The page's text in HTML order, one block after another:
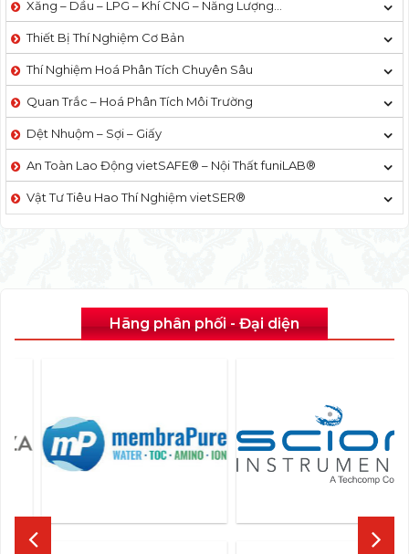
Xăng – Dầu – LPG – Khí CNG – Năng Lượng…
Thiết Bị Thí Nghiệm Cơ Bản
Thí Nghiệm Hoá Phân Tích Chuyên Sâu
Quan Trắc – Hoá Phân Tích Môi Trường
Dệt Nhuộm – Sợi – Giấy
An Toàn Lao Động vietSAFE® – Nội Thất funiLAB®
Vật Tư Tiêu Hao Thí Nghiệm vietSER®
Hãng phân phối - Đại diện